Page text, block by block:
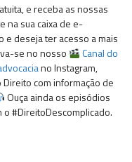
e receba as nossas
na sua caixa de e-
e deseja ter acesso a mais
se no nosso
Canal do
no Instagram,
com informação de
Ouça ainda os episódios
o #DireitoDescomplicado.